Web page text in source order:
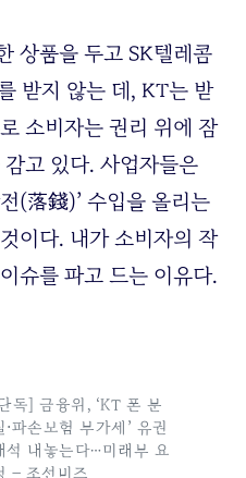
상품을 두고 SK텔레콤
받지 않는 데, KT는 받
소비자는 권리 위에 잠
고 있다. 사업자들은
(落錢)’ 수입을 올리는
이다. 내가 소비자의 작
슈를 파고 드는 이유다.
독] 금융위, ‘KT 폰 분
⋅파손보험 부가세’ 유권
석 내놓는다…미래부 요
– 조선비즈